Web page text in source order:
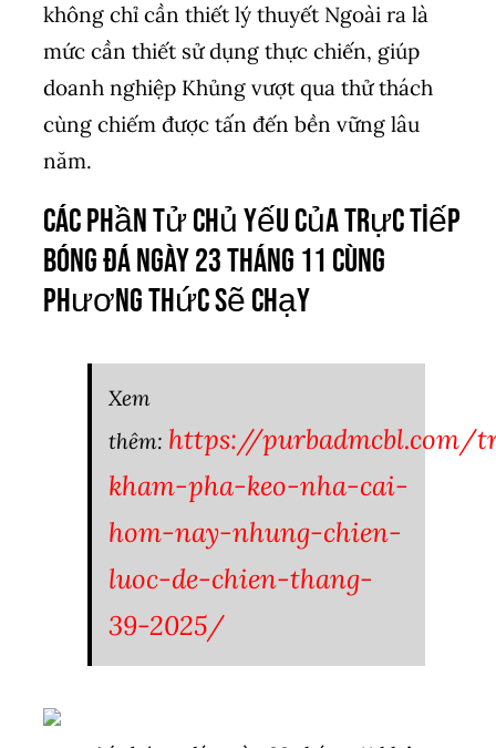
không chỉ cần thiết lý thuyết Ngoài ra là
mức cần thiết sử dụng thực chiến, giúp
doanh nghiệp Khủng vượt qua thử thách
cùng chiếm được tấn đến bền vững lâu
năm.
Các phần tử chủ yếu của trực tiếp
bóng đá ngày 23 tháng 11 cùng
phương thức sẽ chạy
Xem
thêm: https://purbadmcbl.com/
kham-pha-keo-nha-cai-
hom-nay-nhung-chien-
luoc-de-chien-thang-
39-2025/